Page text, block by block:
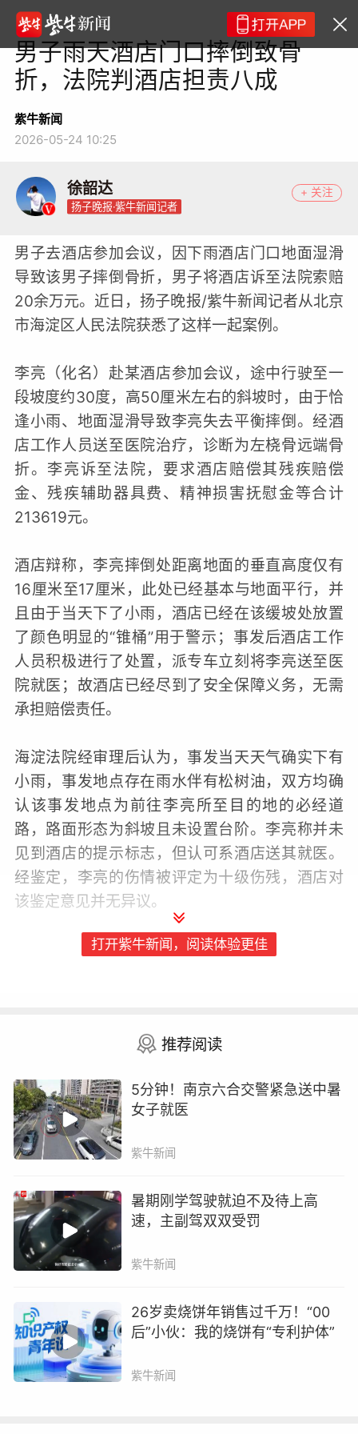
男子雨天酒店门口摔倒致骨
折，法院判酒店担责八成
紫牛新闻
2026-05-24 10:25
徐韶达
扬子晚报·紫牛新闻记者
+ 关注
男子去酒店参加会议，因下雨酒店门口地面湿滑
导致该男子摔倒骨折，男子将酒店诉至法院索赔
20余万元。近日，扬子晚报/紫牛新闻记者从北京
市海淀区人民法院获悉了这样一起案例。
李亮（化名）赴某酒店参加会议，途中行驶至一
段坡度约30度，高50厘米左右的斜坡时，由于恰
逢小雨、地面湿滑导致李亮失去平衡摔倒。经酒
店工作人员送至医院治疗，诊断为左桡骨远端骨
折。李亮诉至法院，要求酒店赔偿其残疾赔偿
金、残疾辅助器具费、精神损害抚慰金等合计
213619元。
酒店辩称，李亮摔倒处距离地面的垂直高度仅有
16厘米至17厘米，此处已经基本与地面平行，并
且由于当天下了小雨，酒店已经在该缓坡处放置
了颜色明显的“锥桶”用于警示；事发后酒店工作
人员积极进行了处置，派专车立刻将李亮送至医
院就医；故酒店已经尽到了安全保障义务，无需
承担赔偿责任。
海淀法院经审理后认为，事发当天天气确实下有
小雨，事发地点存在雨水伴有松树油，双方均确
认该事发地点为前往李亮所至目的地的必经道
路，路面形态为斜坡且未设置台阶。李亮称并未
见到酒店的提示标志，但认可系酒店送其就医。
经鉴定，李亮的伤情被评定为十级伤残，酒店对
该鉴定意见并无异议。
法院认为，法院通过查看当日酒店监控，认为酒
大，李亮行走时亦未完全做到审慎小心，故法院
任，李亮自行承担20%的责任。最终，法院判决
酒店赔偿李亮各项损失159336元。
法官表示，根据《中华人民共和国民法典》第一
千一百九十八条第一款规定：“宾馆、商场、银
行、车站、机场、体育场馆、娱乐场所等经营场
所、公共场所的经营者、管理者或者群众性活动
的组织者，未尽到安全保障义务，造成他人损害
任主体应为酒店，下过雨的路面较为湿滑，酒店
应当对湿滑路段进行提示，但责任主体的安保义
务并不仅仅局限于对危险因素的告知，还应当包
括添加必要防护措施；正如本案所述，酒店工作
打开紫牛新闻，阅读体验更佳
推荐阅读
5分钟！南京六合交警紧急送中暑
女子就医
紫牛新闻
暑期刚学驾驶就迫不及待上高
速，主副驾双双受罚
紫牛新闻
26岁卖烧饼年销售过千万！“00
后”小伙：我的烧饼有“专利护体”
紫牛新闻